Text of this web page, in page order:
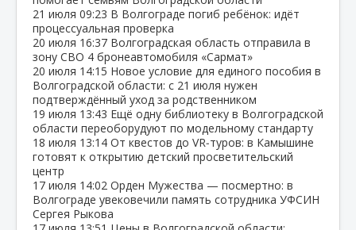
21 июля 09:23 В Волгограде погиб ребёнок: идёт
процессуальная проверка
20 июля 16:37 Волгоградская область отправила в
зону СВО 4 бронеавтомобиля «Сармат»
20 июля 14:15 Новое условие для единого пособия в
Волгоградской области: с 21 июля нужен
подтверждённый уход за родственником
19 июля 13:43 Ещё одну библиотеку в Волгоградской
области переоборудуют по модельному стандарту
18 июля 13:14 От квестов до VR‑туров: в Камышине
готовят к открытию детский просветительский
центр
17 июля 14:02 Орден Мужества — посмертно: в
Волгограде увековечили память сотрудника УФСИН
Сергея Рыкова